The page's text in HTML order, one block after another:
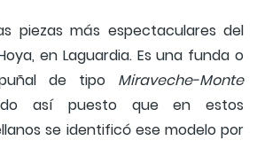
piezas más espectaculares del
en Laguardia. Es una funda o
de tipo Miraveche-Monte
así puesto que en estos
se identificó ese modelo por